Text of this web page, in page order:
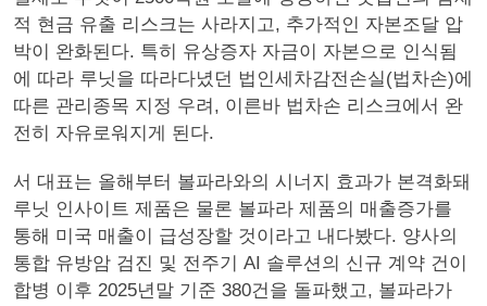
적 현금 유출 리스크는 사라지고, 추가적인 자본조달 압
박이 완화된다. 특히 유상증자 자금이 자본으로 인식됨
에 따라 루닛을 따라다녔던 법인세차감전손실(법차손)에
따른 관리종목 지정 우려, 이른바 법차손 리스크에서 완
전히 자유로워지게 된다.
서 대표는 올해부터 볼파라와의 시너지 효과가 본격화돼
루닛 인사이트 제품은 물론 볼파라 제품의 매출증가를
통해 미국 매출이 급성장할 것이라고 내다봤다. 양사의
통합 유방암 검진 및 전주기 AI 솔루션의 신규 계약 건이
합병 이후 2025년말 기준 380건을 돌파했고, 볼파라가